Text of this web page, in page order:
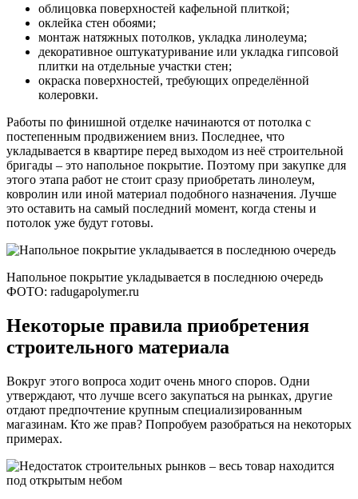
облицовка поверхностей кафельной плиткой;
оклейка стен обоями;
монтаж натяжных потолков, укладка линолеума;
декоративное оштукатуривание или укладка гипсовой
плитки на отдельные участки стен;
окраска поверхностей, требующих определённой
колеровки.
Работы по финишной отделке начинаются от потолка с
постепенным продвижением вниз. Последнее, что
укладывается в квартире перед выходом из неё строительной
бригады – это напольное покрытие. Поэтому при закупке для
этого этапа работ не стоит сразу приобретать линолеум,
ковролин или иной материал подобного назначения. Лучше
это оставить на самый последний момент, когда стены и
потолок уже будут готовы.
Напольное покрытие укладывается в последнюю очередь
ФОТО: radugapolymer.ru
Некоторые правила приобретения
строительного материала
Вокруг этого вопроса ходит очень много споров. Одни
утверждают, что лучше всего закупаться на рынках, другие
отдают предпочтение крупным специализированным
магазинам. Кто же прав? Попробуем разобраться на некоторых
примерах.